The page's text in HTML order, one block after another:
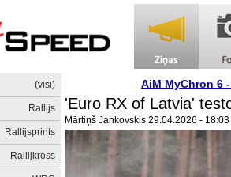
(visi)
Rallijs
Rallijsprints
Rallijkross
AiM MyChron 6
'Euro RX of Latvia'
Mārtiņš Jankovskis 29.04.2026 - 18:03